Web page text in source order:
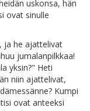
uskonsa, hän
ovat sinulle
ja he ajattelivat
jumalanpilkkaa!
yksin?" Heti
niin ajattelivat,
Kumpi
ovat anteeksi